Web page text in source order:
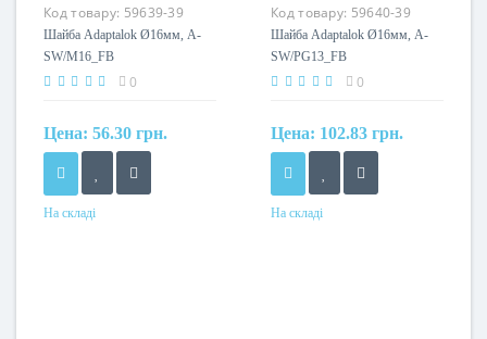
Код товару: 59639-39
Шайба Adaptalok Ø16мм, A-
SW/M16_FB
0
Цена: 56.30 грн.
На складі
Код товару: 59640-39
Шайба Adaptalok Ø16мм, A-
SW/PG13_FB
0
Цена: 102.83 грн.
На складі